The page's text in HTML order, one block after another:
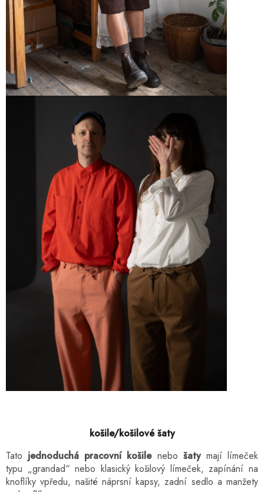
košile/košilové šaty
Tato jednoduchá pracovní košilenebo šatymají límeček
typu „grandad“ nebo klasický košilový límeček, zapínání na
knoflíky vpředu, našité náprsní kapsy, zadní sedlo a manžety